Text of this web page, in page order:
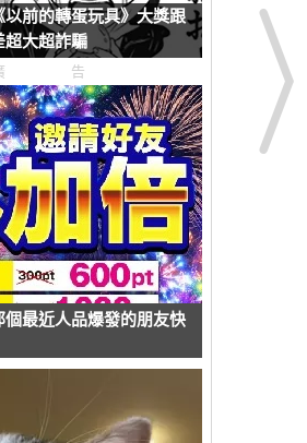
以前的轉蛋玩具》大獎跟
超大超詐騙
告
個最近人品爆發的朋友快